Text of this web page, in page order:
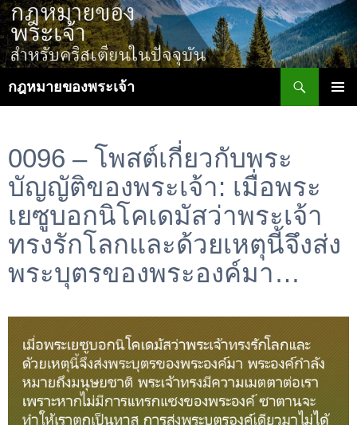
ข้าม
ไป
ยัง
กฎหมายของพระเจ้า
0096 – โพสต์เกี่ยวกับพระ
บัญญัติของพระเจ้า: เมื่อพระ
เยซูบอกนิโคเดมัสว่าพระเจ้า
ทรงรักโลกและด้วยเหตุนี้จึงส่ง
พระบุตรของพระองค์มา…